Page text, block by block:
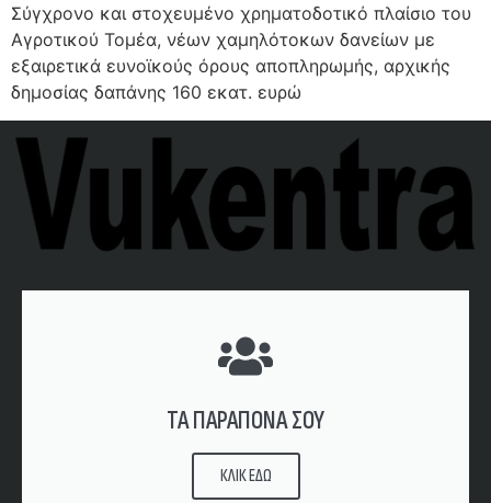
Σύγχρονο και στοχευμένο χρηματοδοτικό πλαίσιο του
Αγροτικού Τομέα, νέων χαμηλότοκων δανείων με
εξαιρετικά ευνοϊκούς όρους αποπληρωμής, αρχικής
δημοσίας δαπάνης 160 εκατ. ευρώ
ΤΑ ΠΑΡΑΠΟΝΑ ΣΟΥ
ΚΛΙΚ ΕΔΩ